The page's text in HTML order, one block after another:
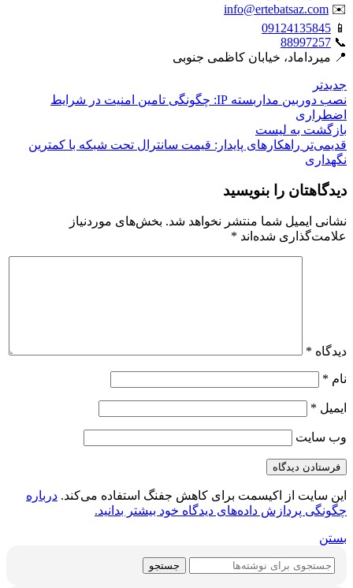
✉️
info@ertebatsaz.com
📱
09124135845
📞
88997257
📍 میرداماد، خیابان کاظمی جنوبی
جدیدتر
نصب دوربین مداربسته IP: چگونگی تامین امنیت در شرایط
اضطراری
بازگشت بە لیست
قدیمی‌تر راهکارهای پایدار: قیمت سانترال تحت شبکه با کمترین
نگهداری
دیدگاهتان را بنویسید
نشانی ایمیل شما منتشر نخواهد شد. بخش‌های موردنیاز
علامت‌گذاری شده‌اند *
دیدگاه *
نام *
ایمیل *
وب‌ سایت
این سایت از اکیسمت برای کاهش جفنگ استفاده می‌کند. درباره
چگونگی پردازش داده‌های دیدگاه خود بیشتر بدانید.
بستن
جستجو